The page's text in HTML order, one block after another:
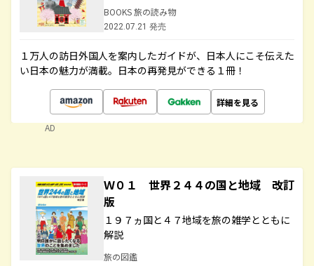
BOOKS 旅の読み物
2022.07.21 発売
１万人の訪日外国人を案内したガイドが、日本人にこそ伝えた
い日本の魅力が満載。日本の再発見ができる１冊！
詳細を見る
AD
Ｗ０１ 世界２４４の国と地域 改訂
版
１９７ヵ国と４７地域を旅の雑学とともに
解説
旅の図鑑